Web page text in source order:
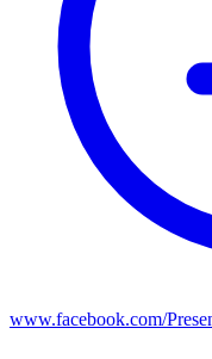
www.facebook.com/